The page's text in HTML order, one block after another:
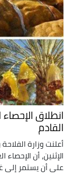
القادم
أعلنت وزارة الفلاحة
على أن يستمر إلى غاية 17 يوليو 2024. وتم تحديد